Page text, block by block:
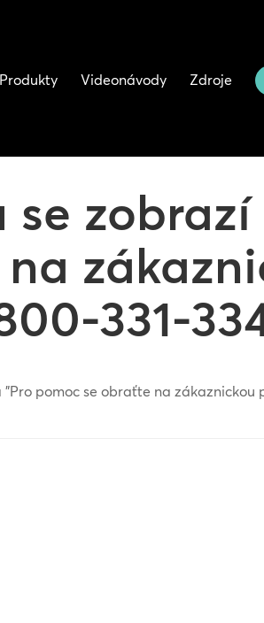
Produkty Videonávody Zdroje
331-
pomoc se obraťte na zákaznickou